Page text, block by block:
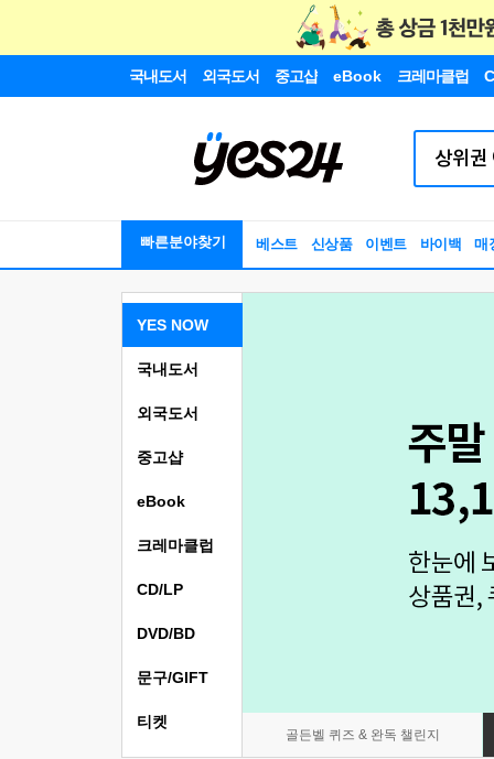
국내도서 외국도서 중고샵 eBook 크레마클럽
빠른분야찾기 베스트 신상품 이벤트 바이백 매
YES NOW
골든벨 퀴즈 & 완독 챌린지
국내도서
외국도서
중고샵
eBook
크레마클럽
CD/LP
DVD/BD
문구/GIFT
티켓